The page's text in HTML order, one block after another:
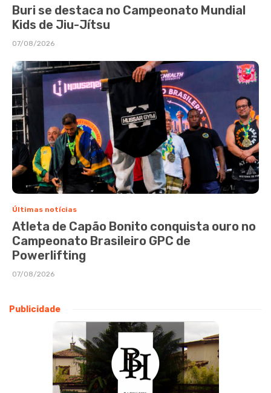
Buri se destaca no Campeonato Mundial
Kids de Jiu-Jítsu
07/08/2026
Últimas notícias
Atleta de Capão Bonito conquista ouro no
Campeonato Brasileiro GPC de
Powerlifting
07/08/2026
Publicidade